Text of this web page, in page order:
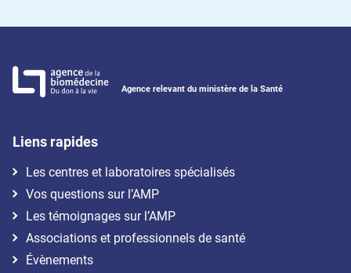
Agence relevant du ministère de la Santé
Liens rapides
Les centres et laboratoires spécialisés
Vos questions sur l’AMP
Les témoignages sur l’AMP
Associations et professionnels de santé
Évènements